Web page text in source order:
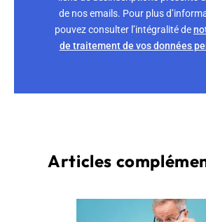
de nos emails. Pour plus
pouvez consulter l’intégralité de
de traitement de vos données
Articles